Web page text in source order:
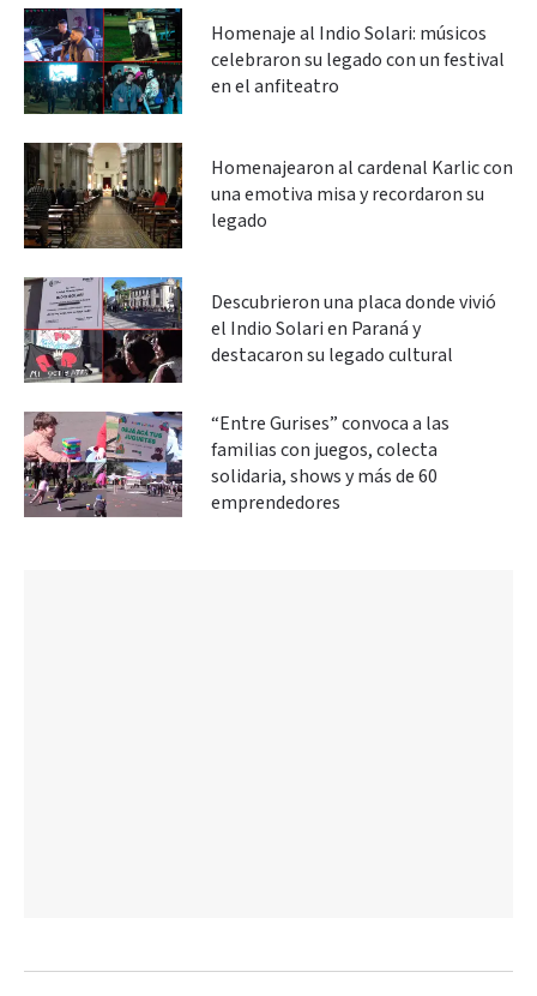
Homenaje al Indio Solari: músicos
celebraron su legado con un festival
en el anfiteatro
Homenajearon al cardenal Karlic con
una emotiva misa y recordaron su
legado
Descubrieron una placa donde vivió
el Indio Solari en Paraná y
destacaron su legado cultural
“Entre Gurises” convoca a las
familias con juegos, colecta
solidaria, shows y más de 60
emprendedores